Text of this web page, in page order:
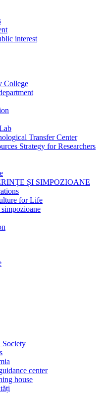
interest
College
Transfer Center
Strategy for Researchers
ȘI SIMPOZIOANE
for Life
Society
center
house